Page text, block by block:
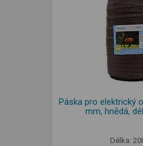
Páska pro elektrický
mm, hnědá,
Délka: